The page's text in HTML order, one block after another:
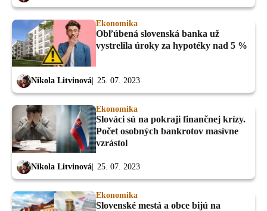
Ekonomika
Obľúbená slovenská banka už
vystrelila úroky za hypotéky nad 5 %
Nikola Litvinová 25. 07. 2023
Ekonomika
Slováci sú na pokraji finančnej krízy.
Počet osobných bankrotov masívne
vzrástol
Nikola Litvinová 25. 07. 2023
Ekonomika
Slovenské mestá a obce bijú na